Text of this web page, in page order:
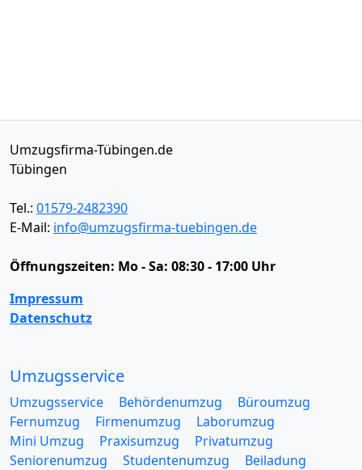
Umzugsfirma-Tübingen.de
Tübingen
Tel.: 01579-2482390
E-Mail: info@umzugsfirma-tuebingen.de
Öffnungszeiten: Mo - Sa: 08:30 - 17:00 Uhr
Impressum
Datenschutz
Umzugsservice
Umzugsservice Behördenumzug
Büroumzug
Fernumzug
Firmenumzug
Laborumzug
Mini Umzug
Praxisumzug
Privatumzug
Seniorenumzug
Studentenumzug
Beiladung